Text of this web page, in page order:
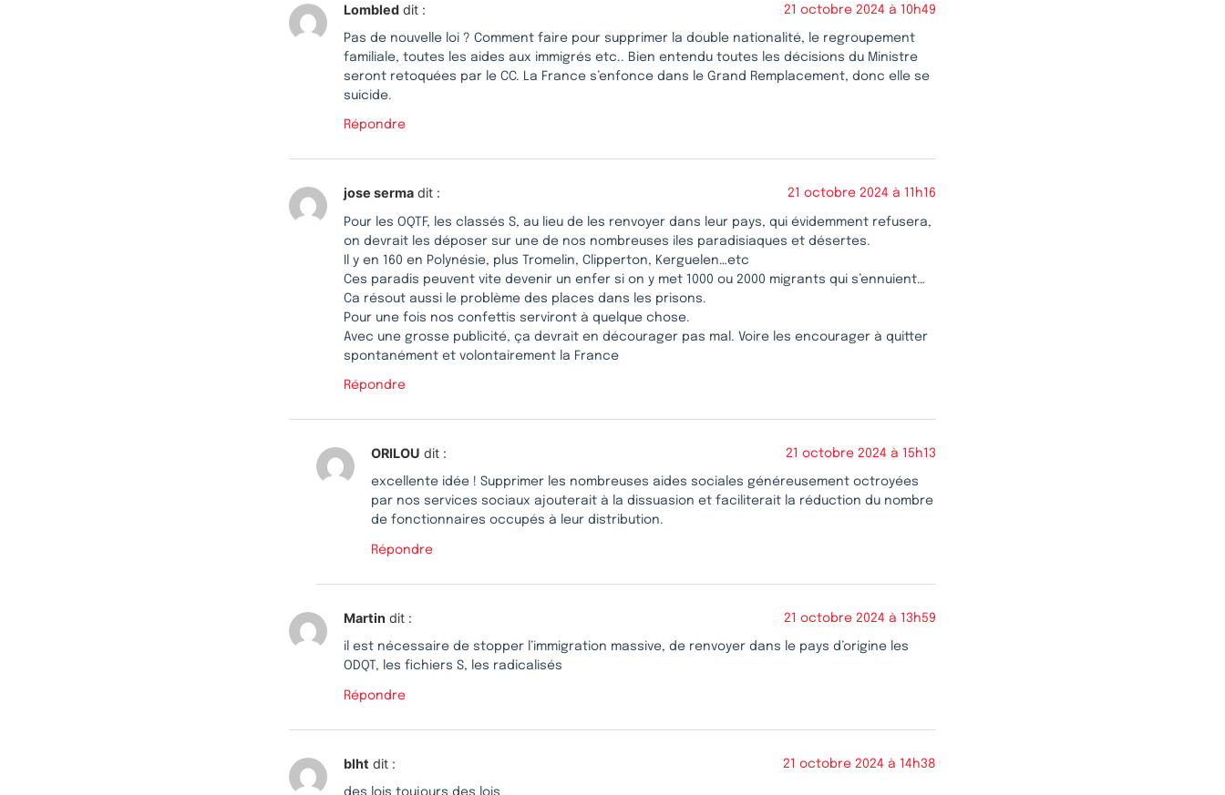
Lombled dit : 21 octobre 2024 à 10h49
Pas de nouvelle loi ? Comment faire pour supprimer la double nationalité, le regroupement
familiale, toutes les aides aux immigrés etc.. Bien entendu toutes les décisions du Ministre
seront retoquées par le CC. La France s’enfonce dans le Grand Remplacement, donc elle se
suicide.
Répondre
jose serma dit : 21 octobre 2024 à 11h16
Pour les OQTF, les classés S, au lieu de les renvoyer dans leur pays, qui évidemment refusera,
on devrait les déposer sur une de nos nombreuses iles paradisiaques et désertes.
Il y en 160 en Polynésie, plus Tromelin, Clipperton, Kerguelen…etc
Ces paradis peuvent vite devenir un enfer si on y met 1000 ou 2000 migrants qui s’ennuient…
Ca résout aussi le problème des places dans les prisons.
Pour une fois nos confettis serviront à quelque chose.
Avec une grosse publicité, ça devrait en décourager pas mal. Voire les encourager à quitter
spontanément et volontairement la France
Répondre
ORILOU dit : 21 octobre 2024 à 15h13
excellente idée ! Supprimer les nombreuses aides sociales généreusement octroyées
par nos services sociaux ajouterait à la dissuasion et faciliterait la réduction du nombre
de fonctionnaires occupés à leur distribution.
Répondre
Martin dit : 21 octobre 2024 à 13h59
il est nécessaire de stopper l’immigration massive, de renvoyer dans le pays d’origine les
ODQT, les fichiers S, les radicalisés
Répondre
blht dit : 21 octobre 2024 à 14h38
des lois toujours des lois